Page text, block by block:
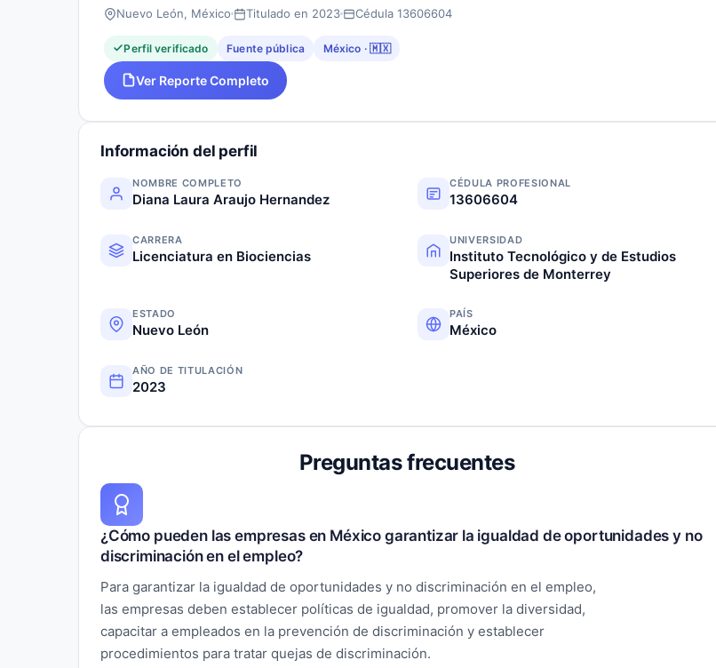
Nuevo León, México Titulado en 2023 Cédula 13606604
Perfil verificado Fuente pública México · 🇲🇽
Ver Reporte Completo
Información del perfil
NOMBRE COMPLETO
Diana Laura Araujo Hernandez
CÉDULA PROFESIONAL
13606604
CARRERA
Licenciatura en Biociencias
UNIVERSIDAD
Instituto Tecnológico y de Estudios
Superiores de Monterrey
ESTADO
Nuevo León
PAÍS
México
AÑO DE TITULACIÓN
2023
Preguntas frecuentes
¿Cómo pueden las empresas en México garantizar la igualdad de oportunidades y no
discriminación en el empleo?
Para garantizar la igualdad de oportunidades y no discriminación en el empleo,
las empresas deben establecer políticas de igualdad, promover la diversidad,
capacitar a empleados en la prevención de discriminación y establecer
procedimientos para tratar quejas de discriminación.